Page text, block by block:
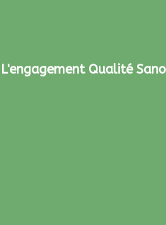
L'engagement Qualité